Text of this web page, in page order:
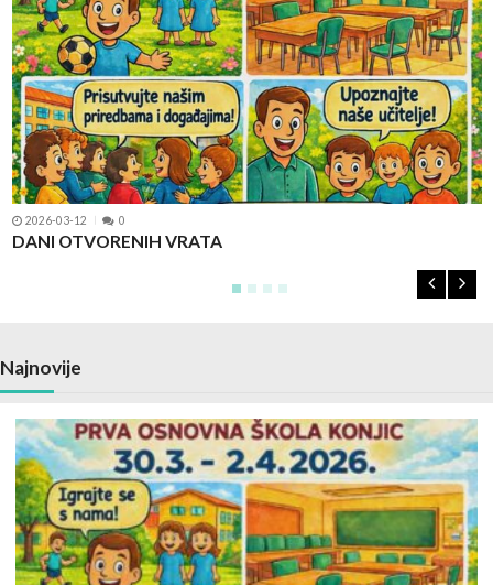
2026-03-12 0
DANI OTVORENIH VRATA
Najnovije